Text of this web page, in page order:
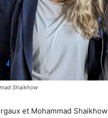
Shaikhow
et Mohammad Shaikhow